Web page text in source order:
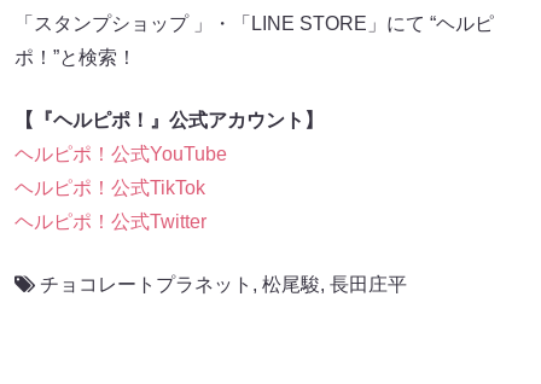
「スタンプショップ 」・「LINE STORE」にて “ヘルピ
ポ！”と検索！
【『ヘルピポ！』公式アカウント】
ヘルピポ！公式YouTube
ヘルピポ！公式TikTok
ヘルピポ！公式Twitter
チョコレートプラネット , 松尾駿, 長田庄平